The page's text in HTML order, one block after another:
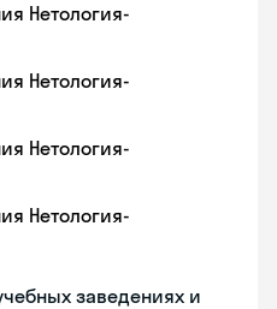
Нетология-
Нетология-
Нетология-
Нетология-
заведениях и